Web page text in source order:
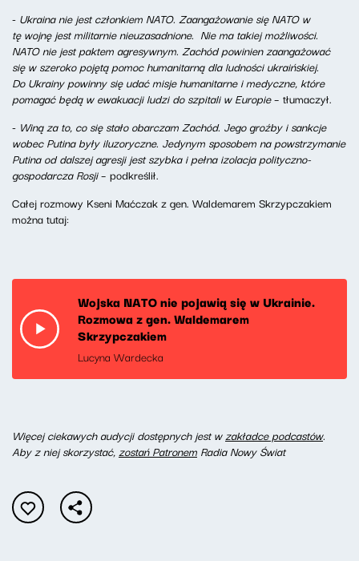
- Ukraina nie jest członkiem NATO. Zaangażowanie się NATOw
tę wojnęjest militarnie nieuzasadnione. Nie ma takiej możliwości.
NATO nie jest paktem agresywnym. Zachód powinien zaangażować
się w szeroko pojętą pomoc humanitarną dla ludności ukraińskiej.
Do Ukrainy powinny się udać misje humanitarne i medyczne, które
pomagać będą w ewakuacji ludzi do szpitali w Europie– tłumaczył.
- Winą za to, co się stało obarczam Zachód. Jego groźby i sankcje
wobec Putina były iluzoryczne. Jedynym sposobem na powstrzymanie
Putina od dalszej agresji jest szybka i pełna izolacja polityczno-
gospodarcza Rosji– podkreślił.
Całej rozmowy Kseni Maćczak z gen. Waldemarem Skrzypczakiem
można tutaj:
Wojska NATO nie pojawią się w Ukrainie.
Rozmowa z gen. Waldemarem
Skrzypczakiem
Lucyna Wardecka
Więcej ciekawych audycji dostępnych jest wzakładce podcastów.
Aby z niej skorzystać,zostań Patronem Radia Nowy Świat